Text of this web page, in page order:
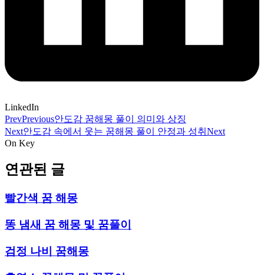
LinkedIn
PrevPrevious안도감 꿈해몽 풀이 의미와 상징
Next안도감 속에서 웃는 꿈해몽 풀이 안정과 성취 Next
On Key
연관된 글
빨간색 꿈 해몽
똥 냄새 꿈 해몽 및 꿈풀이
검정 나비 꿈해몽